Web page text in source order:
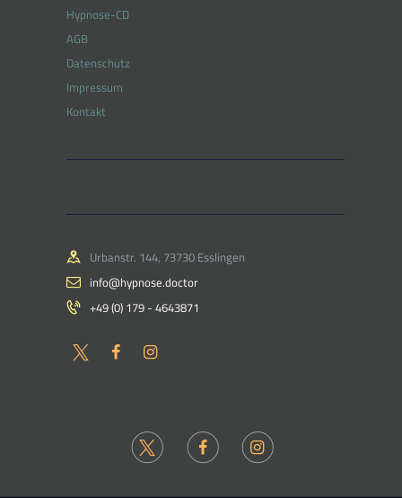
Hypnose-CD
AGB
Datenschutz
Impressum
Kontakt
Urbanstr. 144, 73730 Esslingen
info@hypnose.doctor
+49 (0) 179 - 4643871